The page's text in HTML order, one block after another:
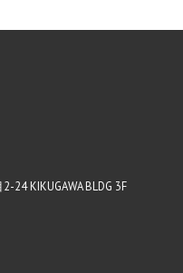
24 KIKUGAWA BLDG 3F